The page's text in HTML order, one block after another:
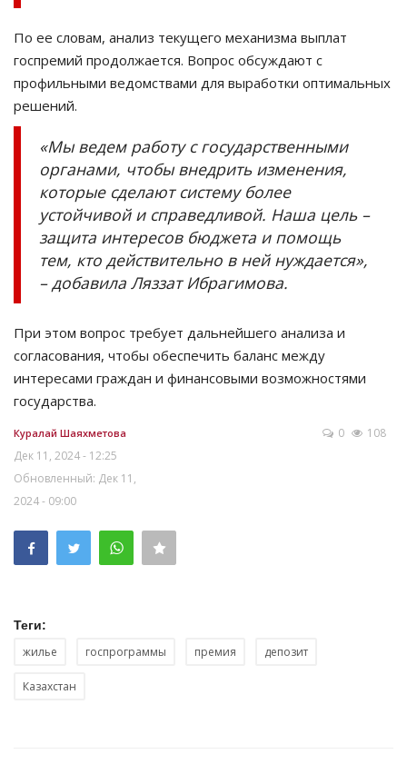
По ее словам, анализ текущего механизма выплат
госпремий продолжается. Вопрос обсуждают с
профильными ведомствами для выработки оптимальных
решений.
«Мы ведем работу с государственными
органами, чтобы внедрить изменения,
которые сделают систему более
устойчивой и справедливой. Наша цель –
защита интересов бюджета и помощь
тем, кто действительно в ней нуждается»,
– добавила Ляззат Ибрагимова.
При этом вопрос требует дальнейшего анализа и
согласования, чтобы обеспечить баланс между
интересами граждан и финансовыми возможностями
государства.
Куралай Шаяхметова
Дек 11, 2024 - 12:25
Обновленный: Дек 11,
2024 - 09:00
0 108
Теги:
жилье госпрограммы премия депозит
Казахстан